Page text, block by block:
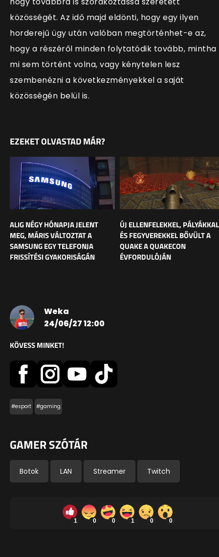
közösségét. Az idő majd eldönti, hogy egy ilyen
horderejű ügy után valóban megtörténhet-e az,
hogy a részéről minden folytatódik tovább, mintha
mi sem történt volna, vagy kénytelen lesz
szembenézni a következményekkel a saját
közösségén belül is.
EZEKET OLVASTAD MÁR?
ALIG NÉGY HÓNAPJA JELENT
MEG, MÁRIS VÁLTOZTAT A
SAMSUNG EGY TELEFONJA
FRISSÍTÉSI GYAKORISÁGÁN
ÚJ ELLENFELEKKEL, PÁLYÁKKAL
ÉS FEGYVEREKKEL BŐVÜLT A
QUAKE A QUAKECON
ÉVFORDULÓJÁN
Weka
24/06/27 12:00
KÖVESS MINKET!
#esport #gaming
GAMER SZÓTÁR
Botok LAN Streamer Twitch
1 0 0 1 0 0